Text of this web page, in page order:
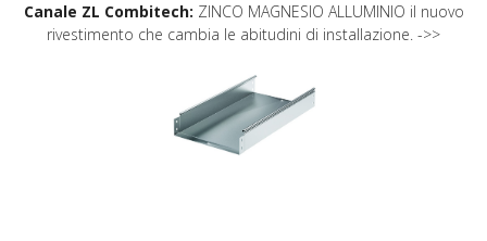
Canale ZL Combitech: ZINCO MAGNESIO ALLUMINIO il nuovo
rivestimento che cambia le abitudini di installazione. ->>